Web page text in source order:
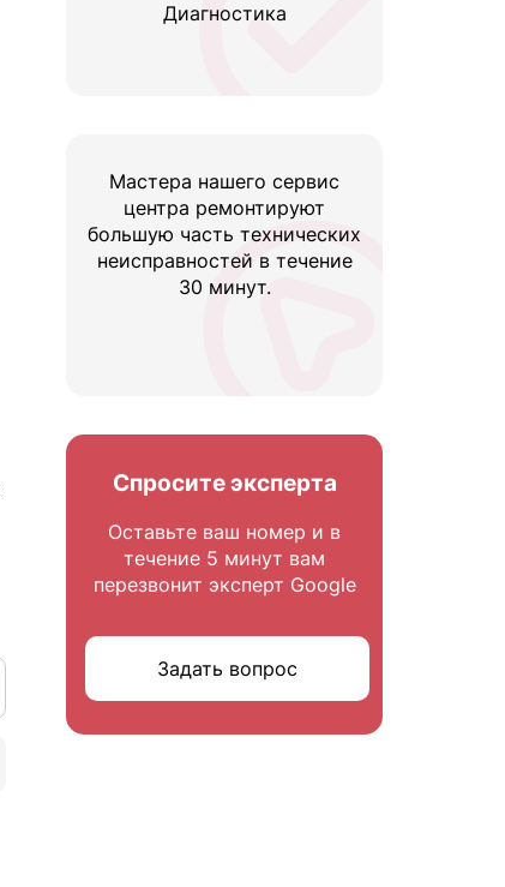
Диагностика
Мастера нашего сервис
центра ремонтируют
большую часть технических
неисправностей в течение
30 минут.
Спросите эксперта
Оставьте ваш номер и в
течение 5 минут вам
перезвонит эксперт Google
Задать вопрос